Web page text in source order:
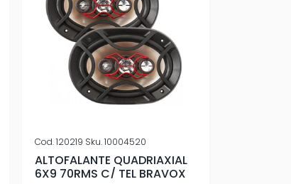
Cod.120219 Sku.10004520
ALTOFALANTE QUADRIAXIAL
6X9 70RMS C/ TEL BRAVOX